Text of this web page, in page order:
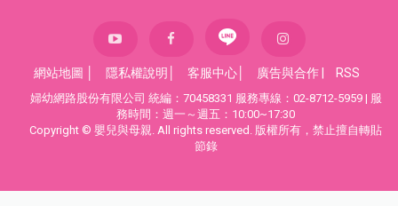
網站地圖 隱私權說明 客服中心 廣告與合作 RSS
婦幼網路股份有限公司 統編：70458331 服務專線：02-8712-5959 | 服
務時間：週一～週五：10:00~17:30
Copyright © 嬰兒與母親. All rights reserved. 版權所有，禁止擅自轉貼
節錄